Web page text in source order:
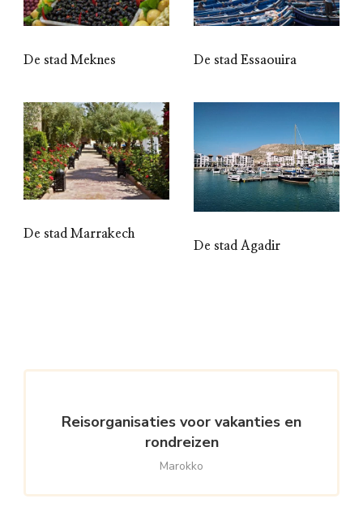
De stad Meknes De stad Essaouira
De stad Marrakech
De stad Agadir
Reisorganisaties voor vakanties en
rondreizen
Marokko